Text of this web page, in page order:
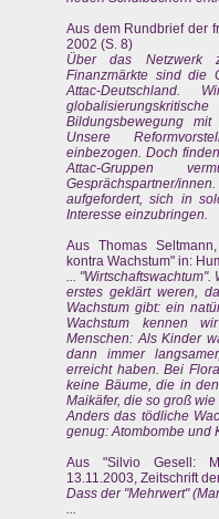
Aus dem Rundbrief der
2002 (S. 8)
Über das Netzwerk
Finanzmärkte sind die
Attac-
Bildungsbewegung
Unsere
einbezogen. Doch
Attac-Gruppen
Gesprächspartner/
aufgefordert, sich in
Interesse einzubringen.
Aus Thomas
kontra Wachstum" in:
...
erstes geklärt weren,
Wachstum gibt: ein
Wachstum kennen
Menschen: Als Kinder
dann immer
erreicht haben. Bei
keine Bäume, die in
Maikäfer, die so groß
Anders das tödliche
genug: Atombombe und
Aus "Silvio Gesell:
13.11.2003, Zeitschrift
Dass der "Mehrwert"
...